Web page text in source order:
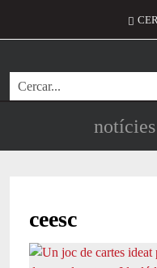
Cerca
notícies
ceesc